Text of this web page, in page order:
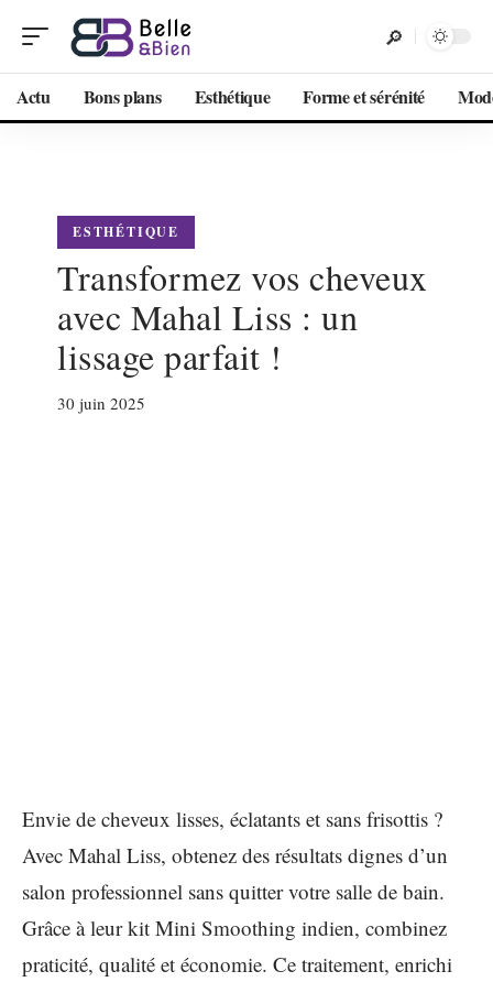
Actu Bons plans Esthétique Forme et sérénité
ESTHÉTIQUE
Transformez vos cheveux
avec Mahal Liss : un
lissage parfait !
30 juin 2025
Envie de cheveux lisses, éclatants et sans frisottis ?
Avec Mahal Liss, obtenez des résultats dignes d’un
salon professionnel sans quitter votre salle de bain.
Grâce à leur kit Mini Smoothing indien, combinez
praticité, qualité et économie. Ce traitement, enrichi